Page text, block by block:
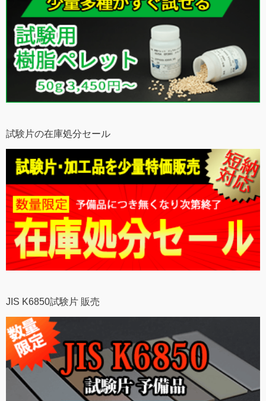
試験片の在庫処分セール
JIS K6850試験片 販売